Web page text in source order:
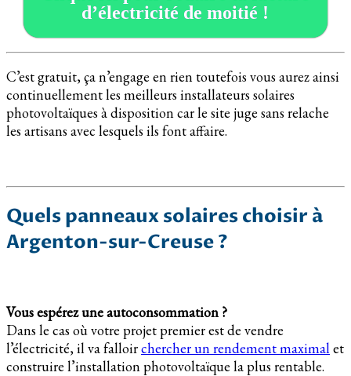
d’électricité de moitié !
C’est gratuit, ça n’engage en rien toutefois vous aurez ainsi
continuellement les meilleurs installateurs solaires
photovoltaïques à disposition car le site juge sans relache
les artisans avec lesquels ils font affaire.
Quels panneaux solaires choisir à
Argenton-sur-Creuse ?
Vous espérez une autoconsommation ?
Dans le cas où votre projet premier est de vendre
l’électricité, il va falloirchercher un rendement maximal et
construire l’installation photovoltaïque la plus rentable.